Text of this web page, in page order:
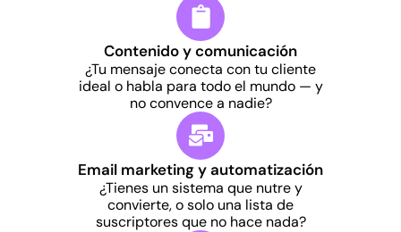
Contenido y comunicación
¿Tu mensaje conecta con tu cliente
ideal o habla para todo el mundo — y
no convence a nadie?
Email marketing y automatización
¿Tienes un sistema que nutre y
convierte, o solo una lista de
suscriptores que no hace nada?